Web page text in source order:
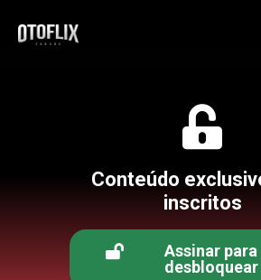
Conteúdo
inscritos
Assinar para
desbloquear